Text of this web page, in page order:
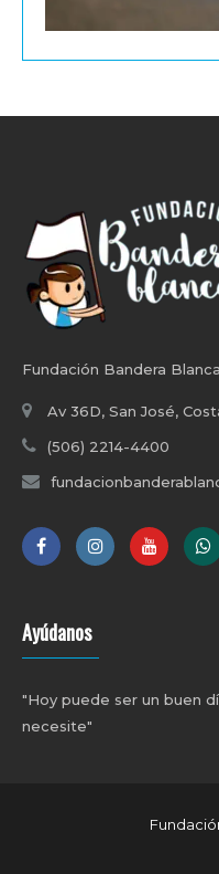
Fundación Bandera Blanca
Av 36D, San José,
(506) 2214-4400
Ayúdanos
"Hoy puede ser un buen
necesite"